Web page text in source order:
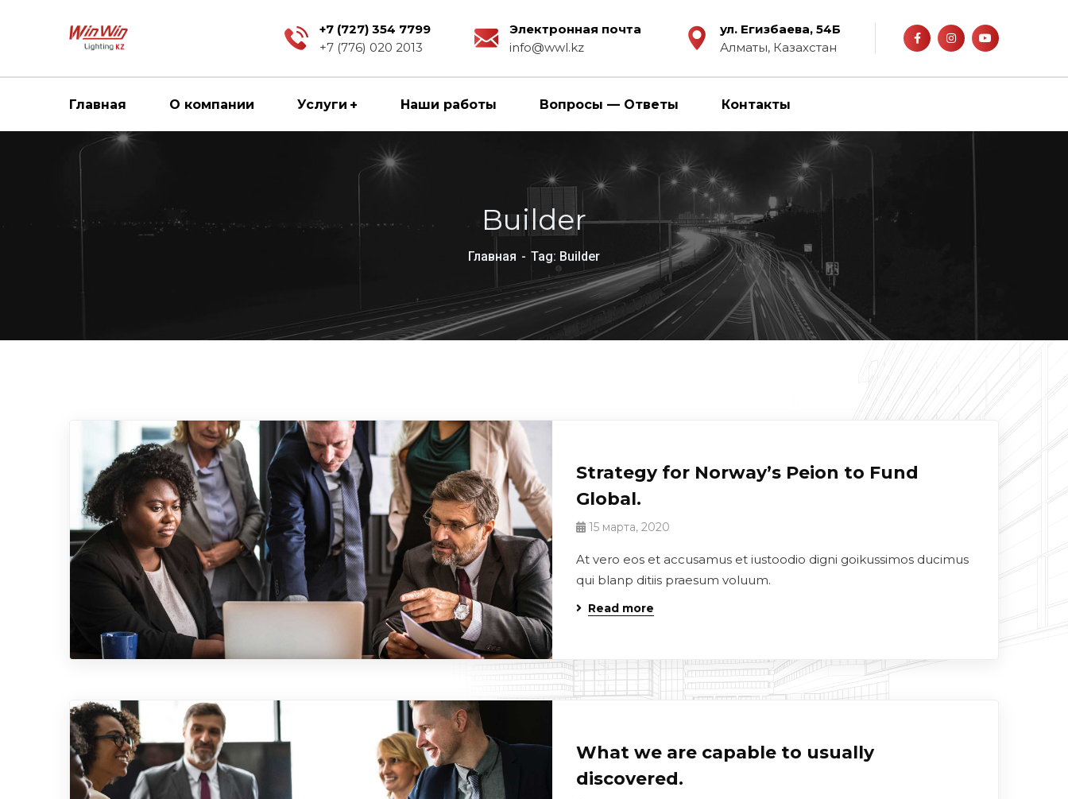
+7 (727) 354 7799
+7 (776) 020 2013
Электронная почта
info@wwl.kz
ул. Егизбаева, 54Б
Алматы, Казахстан
Главная О компании Услуги Наши работы Вопросы — Ответы Контакты
Builder
Главная Tag: Builder
Strategy for Norway’s Peion to Fund
Global.
15 марта, 2020
At vero eos et accusamus et iustoodio digni goikussimos ducimus
qui blanp ditiis praesum voluum.
Read more
What we are capable to usually
discovered.